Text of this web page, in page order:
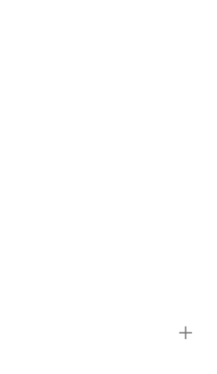
schuttingen en gevelbekleding.
dat het hout minder snel
Vermijdt grondcontact en